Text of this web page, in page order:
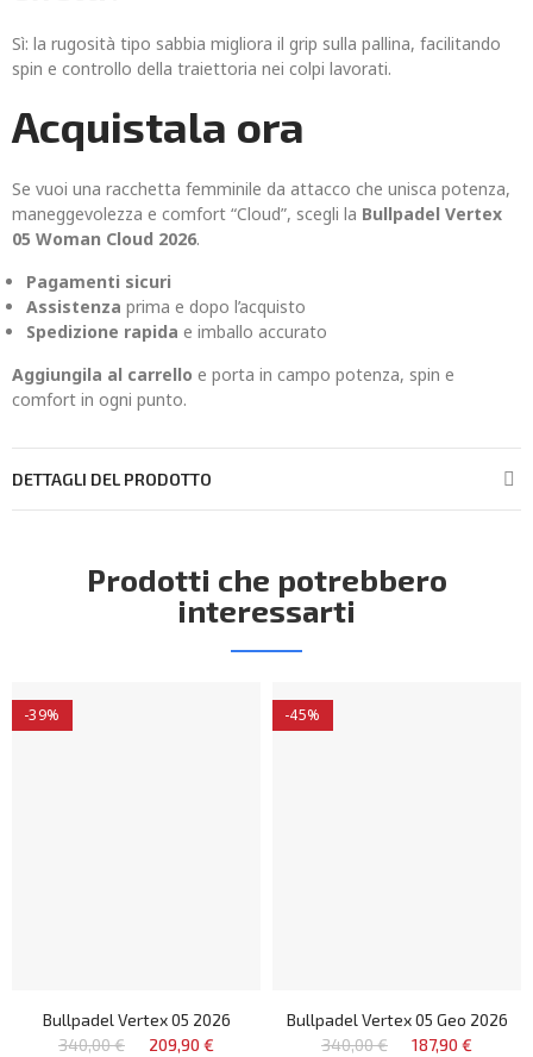
Sì: la rugosità tipo sabbia migliora il grip sulla pallina, facilitando
spin e controllo della traiettoria nei colpi lavorati.
Acquistala ora
Se vuoi una racchetta femminile da attacco che unisca potenza,
maneggevolezza e comfort “Cloud”, scegli la Bullpadel Vertex
05 Woman Cloud 2026.
Pagamenti sicuri
Assistenza prima e dopo l’acquisto
Spedizione rapida e imballo accurato
Aggiungila al carrello e porta in campo potenza, spin e
comfort in ogni punto.
DETTAGLI DEL PRODOTTO
Prodotti che potrebbero
interessarti
-39%
Bullpadel Vertex 05 2026
340,00 €
209,90 €
-45%
Bullpadel Vertex 05 Geo 2026
340,00 €
187,90 €